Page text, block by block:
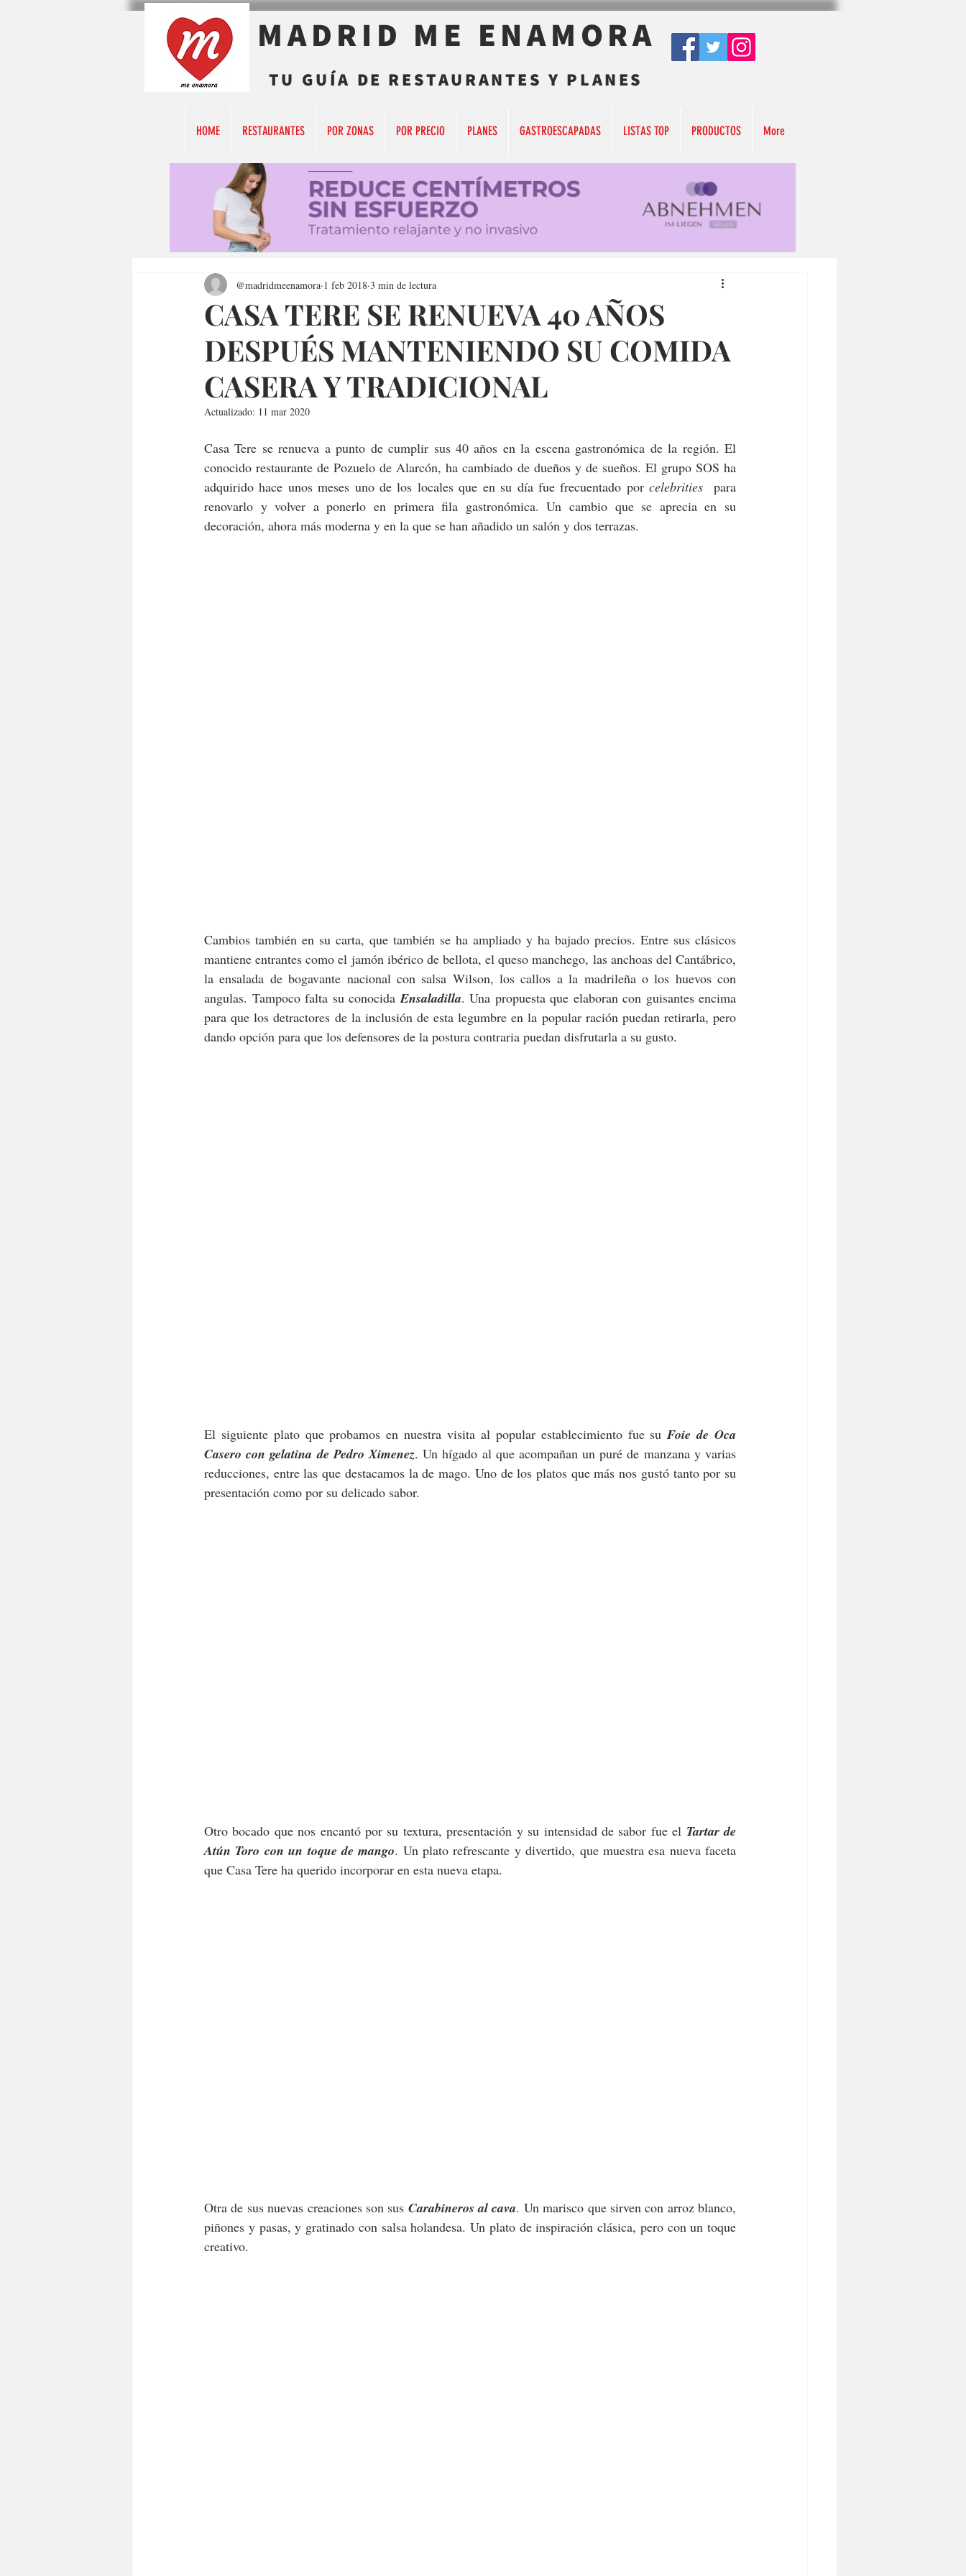
MADRID ME ENAMORA
TU GUÍA DE RESTAURANTES Y PLANES
HOME RESTAURANTES POR ZONAS POR PRECIO PLANES GASTROESCAPADAS LISTAS TOP PRODUCTOS More
CASA TERE SE RENUEVA 40 AÑOS
DESPUÉS MANTENIENDO SU COMIDA
CASERA Y TRADICIONAL
@madridmeenamora 1 feb 2018 3 min de lectura
Actualizado: 11 mar 2020
Casa Tere se renueva a punto de cumplir sus 40 años en la escena gastronómica de la región. El
conocido restaurante de Pozuelo de Alarcón, ha cambiado de dueños y de sueños. El grupo SOS ha
adquirido hace unos meses uno de los locales que en su día fue frecuentado por celebrities
  para
renovarlo y volver a ponerlo en primera fila gastronómica. Un cambio que se aprecia en su
decoración, ahora más moderna y en la que se han añadido un salón y dos terrazas.
Cambios también en su carta, que también se ha ampliado y ha bajado precios. Entre sus clásicos
mantiene entrantes como el jamón ibérico de bellota, el queso manchego, las anchoas del Cantábrico,
la ensalada de bogavante nacional con salsa Wilson, los callos a la madrileña o los huevos con
angulas. Tampoco falta su conocida Ensaladilla. Una propuesta que elaboran con guisantes encima
para que los detractores de la inclusión de esta legumbre en la popular ración puedan retirarla, pero
dando opción para que los defensores de la postura contraria puedan disfrutarla a su gusto.
El siguiente plato que probamos en nuestra visita al popular establecimiento fue su Foie de Oca
Casero con gelatina de Pedro Ximenez. Un hígado al que acompañan un puré de manzana y varias
reducciones, entre las que destacamos la de mago. Uno de los platos que más nos gustó tanto por su
presentación como por su delicado sabor.
Otro bocado que nos encantó por su textura, presentación y su intensidad de sabor fue el Tartar de
Atún Toro con un toque de mango. Un plato refrescante y divertido, que muestra esa nueva faceta
que Casa Tere ha querido incorporar en esta nueva etapa.
Otra de sus nuevas creaciones son sus Carabineros al cava. Un marisco que sirven con arroz blanco,
piñones y pasas, y gratinado con salsa holandesa. Un plato de inspiración clásica, pero con un toque
creativo.